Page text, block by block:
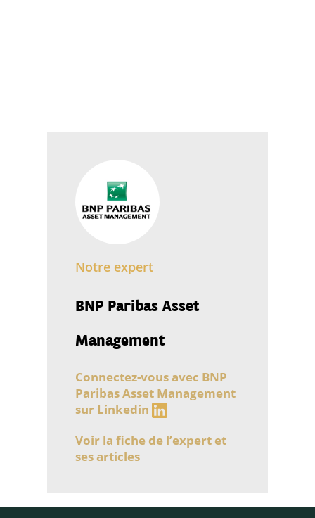
Notre expert
BNP Paribas Asset
Management
Connectez-vous avec BNP
Paribas Asset Management
sur Linkedin
Voir la fiche de l’expert et
ses articles